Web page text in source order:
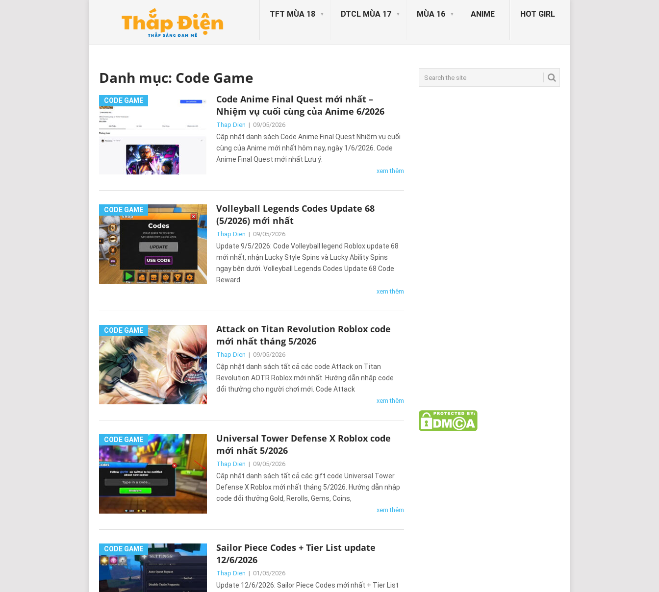
TFT MÙA 18 DTCL MÙA 17 MÙA 16 ANIME HOT GIRL
Danh mục: Code Game
CODE GAME
Code Anime Final Quest mới nhất –
Nhiệm vụ cuối cùng của Anime 6/2026
Thap Dien | 09/05/2026
Cập nhật danh sách Code Anime Final Quest Nhiệm vụ cuối
cùng của Anime mới nhất hôm nay, ngày 1/6/2026. Code
Anime Final Quest mới nhất Lưu ý:
xem thêm
CODE GAME
Volleyball Legends Codes Update 68
(5/2026) mới nhất
Thap Dien | 09/05/2026
Update 9/5/2026: Code Volleyball legend Roblox update 68
mới nhất, nhận Lucky Style Spins và Lucky Ability Spins
ngay bên dưới. Volleyball Legends Codes Update 68 Code
Reward
xem thêm
CODE GAME
Attack on Titan Revolution Roblox code
mới nhất tháng 5/2026
Thap Dien | 09/05/2026
Cập nhật danh sách tất cả các code Attack on Titan
Revolution AOTR Roblox mới nhất. Hướng dẫn nhập code
đổi thưởng cho người chơi mới. Code Attack
xem thêm
CODE GAME
Universal Tower Defense X Roblox code
mới nhất 5/2026
Thap Dien | 09/05/2026
Cập nhật danh sách tất cả các gift code Universal Tower
Defense X Roblox mới nhất tháng 5/2026. Hướng dẫn nhập
code đổi thưởng Gold, Rerolls, Gems, Coins,
xem thêm
CODE GAME
Sailor Piece Codes + Tier List update
12/6/2026
Thap Dien | 01/05/2026
Update 12/6/2026: Sailor Piece Codes mới nhất + Tier List